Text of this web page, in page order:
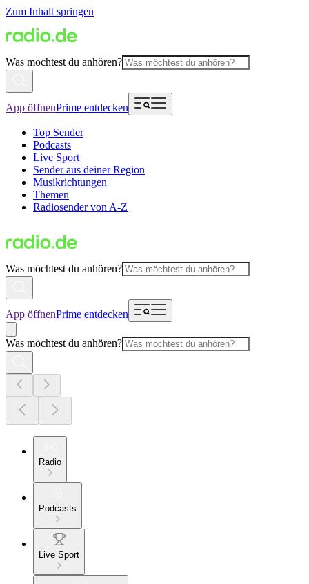
Zum Inhalt springen
Was möchtest du anhören?
App öffnenPrime entdecken
Top Sender
Podcasts
Live Sport
Sender aus deiner Region
Musikrichtungen
Themen
Radiosender von A-Z
Was möchtest du anhören?
App öffnenPrime entdecken
Was möchtest du anhören?
Radio
Podcasts
Live Sport